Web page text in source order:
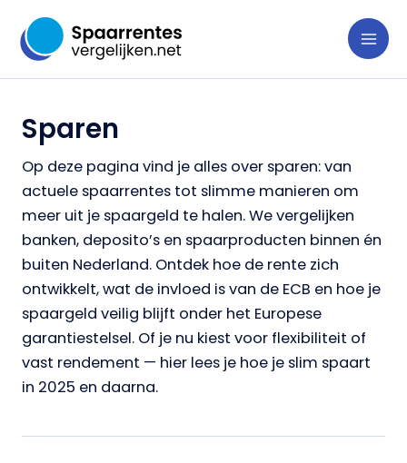
naar
inhoud
Sparen
Op deze pagina vind je alles over sparen: van
actuele spaarrentes tot slimme manieren om
meer uit je spaargeld te halen. We vergelijken
banken, deposito’s en spaarproducten binnen én
buiten Nederland. Ontdek hoe de rente zich
ontwikkelt, wat de invloed is van de ECB en hoe je
spaargeld veilig blijft onder het Europese
garantiestelsel. Of je nu kiest voor flexibiliteit of
vast rendement — hier lees je hoe je slim spaart
in 2025 en daarna.